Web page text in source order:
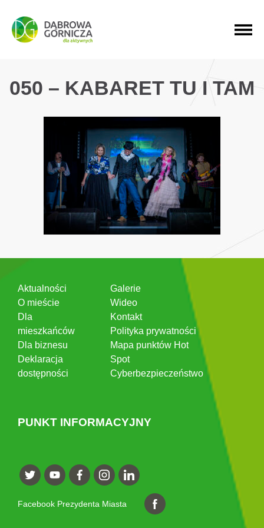
PRZEJDŹ DO MENU GŁÓWNEGO
PRZEJDŹ DO WYSZUKIWARKI
PRZEJDŹ DO TREŚCI
050 – KABARET TU I TAM
Aktualności
O mieście
Dla
mieszkańców
Dla biznesu
Deklaracja
dostępności
Galerie
Wideo
Kontakt
Polityka prywatności
Mapa punktów Hot
Spot
Cyberbezpieczeństwo
PUNKT INFORMACYJNY
Facebook Prezydenta Miasta